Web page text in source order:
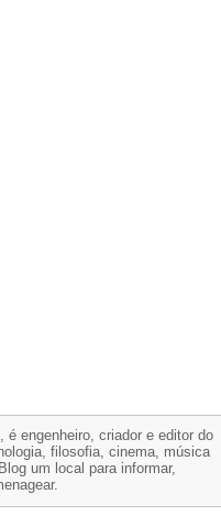
, é engenheiro, criador e editor do
filosofia, cinema, música
um local para informar,